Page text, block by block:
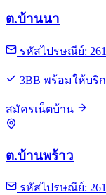
ต.บ้านนา
รหัสไปรษณีย์:
3BB พร้อมให้บริ
สมัครเน็ตบ้าน
ต.บ้านพร้าว
รหัสไปรษณีย์: